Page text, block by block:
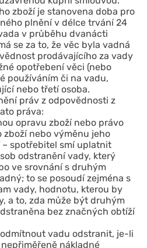
zboží je stanovena doba pro
plnění v délce trvání 24
v průběhu dvanácti
se za to, že věc byla vadná
prodávajícího za vady
opotřebení věci (nebo
používáním či na vadu,
nebo třetí osoba.
práv z odpovědnosti z
práva:
opravu zboží nebo právo
zboží nebo výměnu jeho
spotřebitel smí uplatnit
odstranění vady, který
ve srovnání s druhým
to se posoudí zejména s
vady, hodnotu, kterou by
a to, zda může být druhým
bez značných obtíží
vadu odstranit, je-li
nákladné